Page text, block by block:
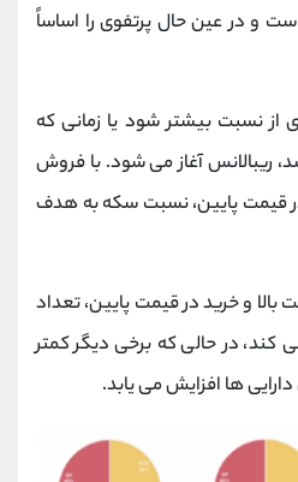
و در عین حال پرتفوی را اساساً
از نسبت بیشتر شود یا زمانی که
ریبالانس آغاز می شود. با فروش
قیمت پایین، نسبت سکه به هدف
و خرید در قیمت پایین، تعداد
کند، در حالی که برخی دیگر کمتر
دارایی ها افزایش می یابد.